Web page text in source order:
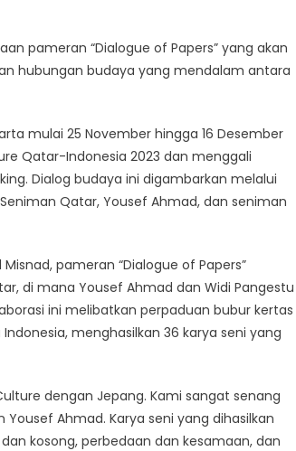
pameran “Dialogue of Papers” yang akan
hubungan budaya yang mendalam antara
mulai 25 November hingga 16 Desember
Qatar-Indonesia 2023 dan menggali
Dialog budaya ini digambarkan melalui
Qatar, Yousef Ahmad, dan seniman
pameran “Dialogue of Papers”
di mana Yousef Ahmad dan Widi Pangestu
ini melibatkan perpaduan bubur kertas
menghasilkan 36 karya seni yang
dengan Jepang. Kami sangat senang
Ahmad. Karya seni yang dihasilkan
kosong, perbedaan dan kesamaan, dan